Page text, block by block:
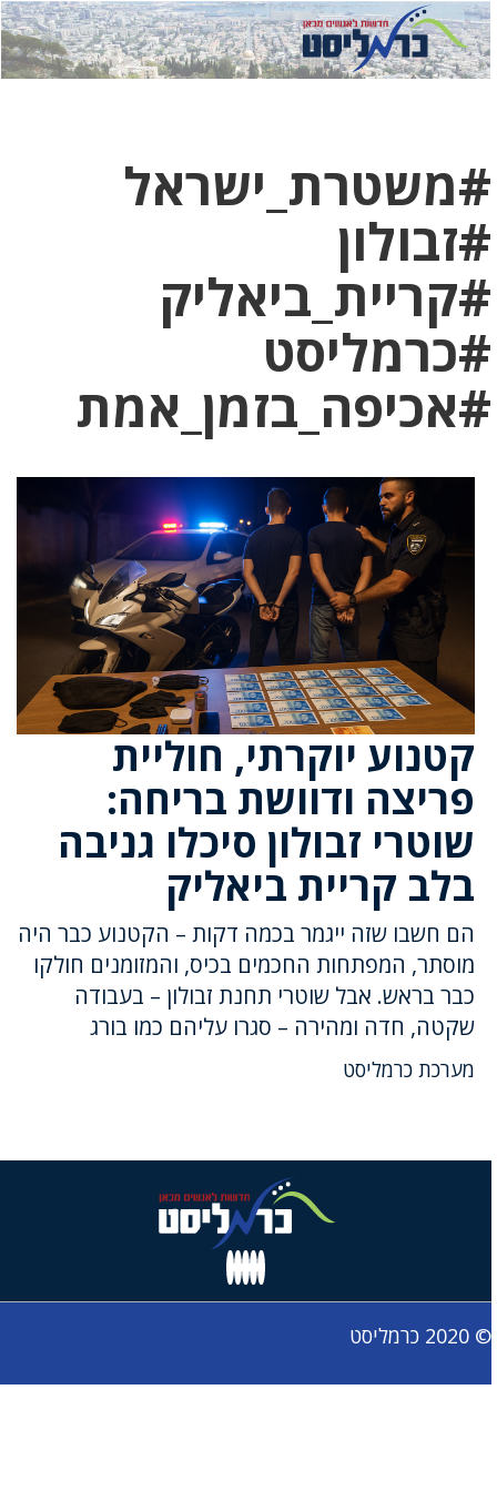
לחץ
כאן
לחץ
כדי
#משטרת_ישראל
#זבולון
#קריית_ביאליק
#כרמליסט
#אכיפה_בזמן_אמת
קטנוע יוקרתי, חוליית
פריצה ודוושת בריחה:
שוטרי זבולון סיכלו גניבה
בלב קריית ביאליק
הם חשבו שזה ייגמר בכמה דקות – הקטנוע כבר היה
מוסתר, המפתחות החכמים בכיס, והמזומנים חולקו
כבר בראש. אבל שוטרי תחנת זבולון – בעבודה
שקטה, חדה ומהירה – סגרו עליהם כמו בורג
מערכת כרמליסט
© 2020 כרמליסט